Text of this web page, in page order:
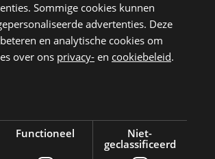
Sommige cookies kunnen
advertenties. Deze
en analytische cookies om
over ons privacy- en cookiebeleid.
Functioneel
Niet-
geclassificeerd